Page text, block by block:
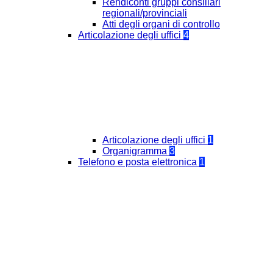
Rendiconti gruppi consiliari
regionali/provinciali
Atti degli organi di controllo
Articolazione degli uffici 4
Articolazione degli uffici 1
Organigramma 3
Telefono e posta elettronica 1